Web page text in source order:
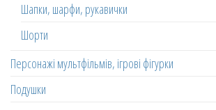
Шапки, шарфи, рукавички
Шорти
Персонажі мультфільмів, ігрові фігурки
Подушки